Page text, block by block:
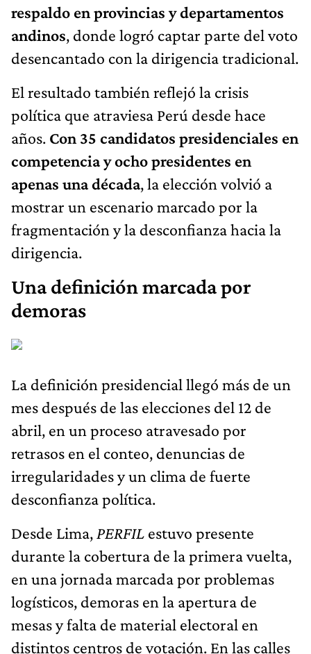
respaldo en provincias y departamentos
andinos, donde logró captar parte del voto
desencantado con la dirigencia tradicional.
El resultado también reflejó la crisis
política que atraviesa Perú desde hace
años. Con 35 candidatos presidenciales en
competencia y ocho presidentes en
apenas una década, la elección volvió a
mostrar un escenario marcado por la
fragmentación y la desconfianza hacia la
dirigencia.
Una definición marcada por
demoras
La definición presidencial llegó más de un
mes después de las elecciones del 12 de
abril, en un proceso atravesado por
retrasos en el conteo, denuncias de
irregularidades y un clima de fuerte
desconfianza política.
Desde Lima, PERFIL estuvo presente
durante la cobertura de la primera vuelta,
en una jornada marcada por problemas
logísticos, demoras en la apertura de
mesas y falta de material electoral en
distintos centros de votación. En las calles